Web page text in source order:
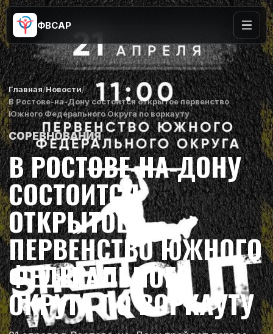
ФВСАР
Главная/Новости/
В Ростове-на-Дону состоится открытое первенство
Южного Федерального Округа по воркауту
СОРЕВНОВАНИЯ
В РОСТОВЕ-НА-ДОНУ
СОСТОИТСЯ
ОТКРЫТОЕ
ПЕРВЕНСТВО ЮЖНОГО
ФЕДЕРАЛЬНОГО
ОКРУГА ПО ВОРКАУТУ